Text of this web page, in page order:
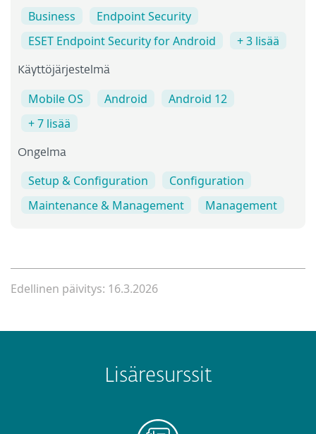
Business
Endpoint Security
ESET Endpoint Security for Android
+ 3 lisää
Käyttöjärjestelmä
Mobile OS Android
Android 12
+ 7 lisää
Ongelma
Setup & Configuration
Configuration
Maintenance & Management
Management
Edellinen päivitys: 16.3.2026
Lisäresurssit